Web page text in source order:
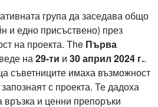
група да заседава общо
и едно присъствено) през
на проекта. The Първа
на29-ти и 30 април 2024 г..
съветниците имаха възможност
с проекта. Те дадоха
връзка и ценни препоръки